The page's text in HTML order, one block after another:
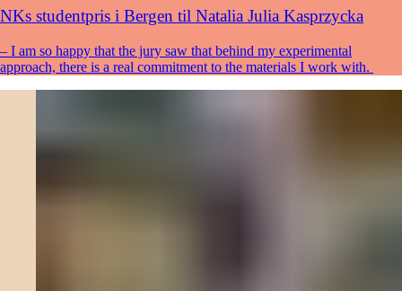
NKs studentpris i Bergen til Natalia Julia Kasprzycka
– I am so happy that the jury saw that behind my experimental
approach, there is a real commitment to the materials I work with.